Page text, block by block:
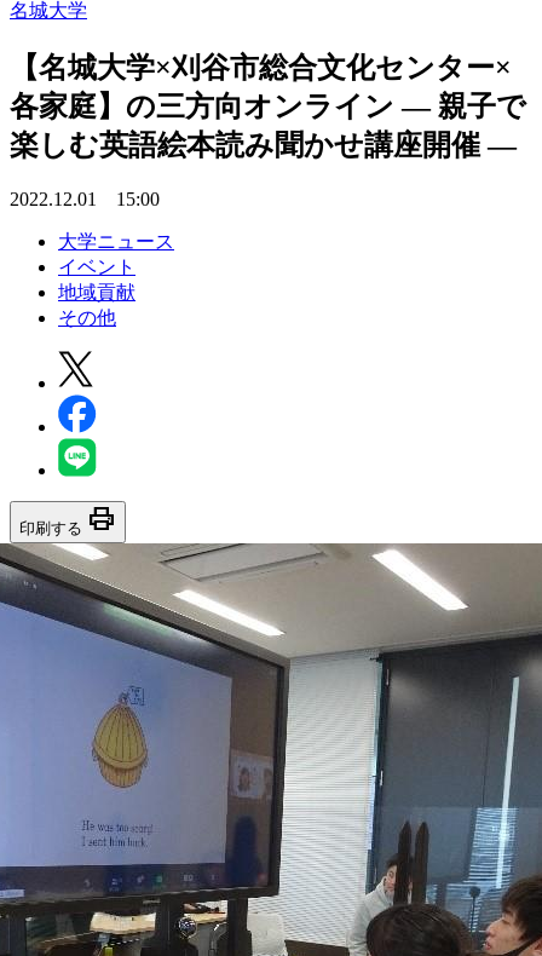
名城大学
【名城大学×刈谷市総合文化センター×
各家庭】の三方向オンライン — 親子で
楽しむ英語絵本読み聞かせ講座開催 —
2022.12.01 15:00
大学ニュース
イベント
地域貢献
その他
印刷する print